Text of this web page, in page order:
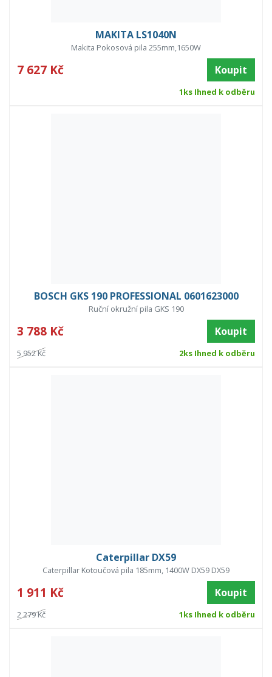
MAKITA LS1040N
Makita Pokosová pila 255mm,1650W
7 627 Kč Koupit
1ks Ihned k odběru
BOSCH GKS 190 PROFESSIONAL 0601623000
Ruční okružní pila GKS 190
3 788 Kč Koupit
5 952 Kč 2ks Ihned k odběru
Caterpillar DX59
Caterpillar Kotoučová pila 185mm, 1400W DX59 DX59
1 911 Kč Koupit
2 279 Kč 1ks Ihned k odběru